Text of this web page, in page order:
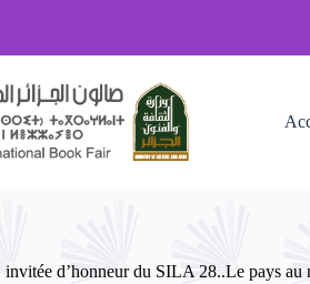
d’honneur du SILA 28..Le pays au